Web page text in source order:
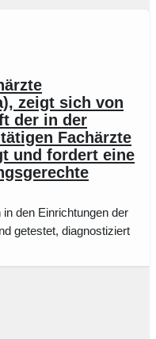
zeigt sich von
der in der
Fachärzte
und fordert eine
den Einrichtungen der
getestet, diagnostiziert